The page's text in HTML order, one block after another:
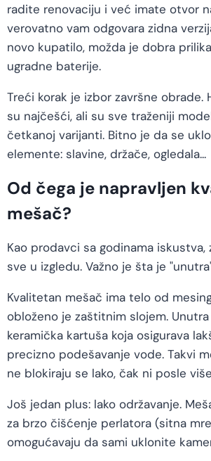
radite renovaciju i već imate otvor
verovatno vam odgovara zidna
novo kupatilo, možda je dobra
ugradne baterije.
Treći korak je izbor završne obrade.
su najčešći, ali su sve traženiji
četkanoj varijanti. Bitno je da se
elemente: slavine, držače, ogledala...
Od čega je napravljen
mešač?
Kao prodavci sa godinama iskustva,
sve u izgledu. Važno je šta je
Kvalitetan mešač ima telo od
obloženo je zaštitnim slojem. Unutra
keramička kartuša koja osigurava
precizno podešavanje vode. Takvi
ne blokiraju se lako, čak ni posle
Još jedan plus: lako održavanje.
za brzo čišćenje perlatora (sitna
omogućavaju da sami uklonite